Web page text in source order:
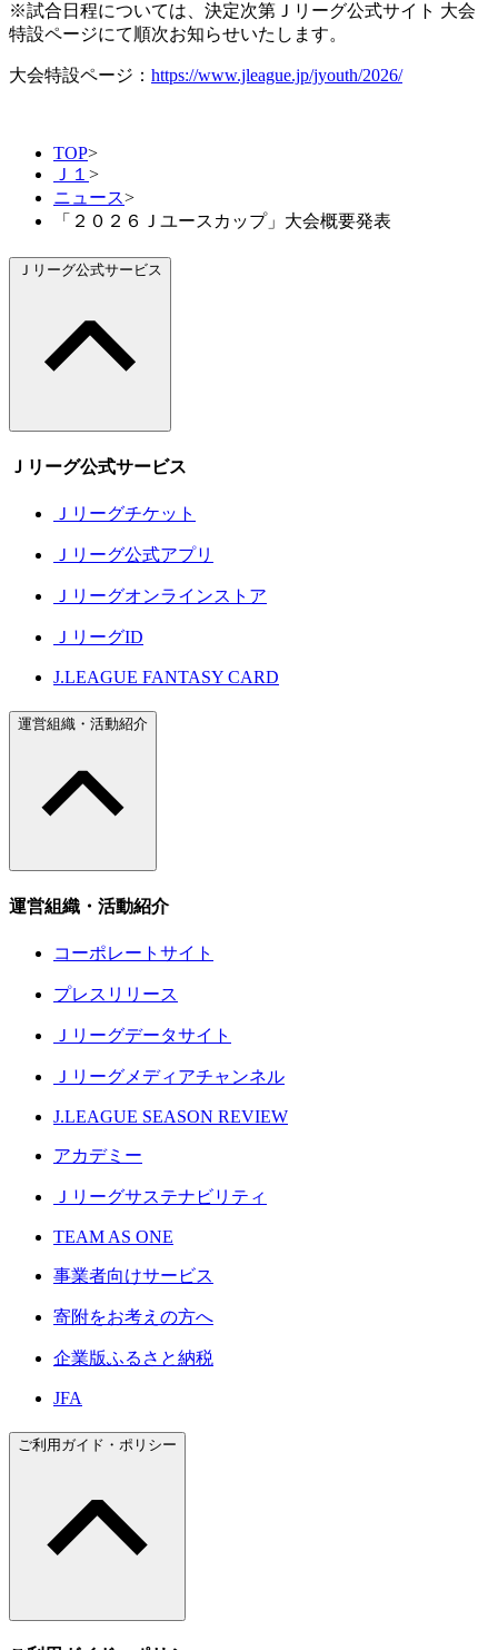
※試合日程については、決定次第Ｊリーグ公式サイト 大会
特設ページにて順次お知らせいたします。
大会特設ページ： https://www.jleague.jp/jyouth/2026/
TOP>
Ｊ１ >
ニュース>
「２０２６Ｊユースカップ」大会概要発表
Ｊリーグ公式サービス
Ｊリーグ公式サービス
Ｊリーグチケット
Ｊリーグ公式アプリ
Ｊリーグオンラインストア
ＪリーグID
J.LEAGUE FANTASY CARD
運営組織・活動紹介
運営組織・活動紹介
コーポレートサイト
プレスリリース
Ｊリーグデータサイト
Ｊリーグメディアチャンネル
J.LEAGUE SEASON REVIEW
アカデミー
Ｊリーグサステナビリティ
TEAM AS ONE
事業者向けサービス
寄附をお考えの方へ
企業版ふるさと納税
JFA
ご利用ガイド・ポリシー